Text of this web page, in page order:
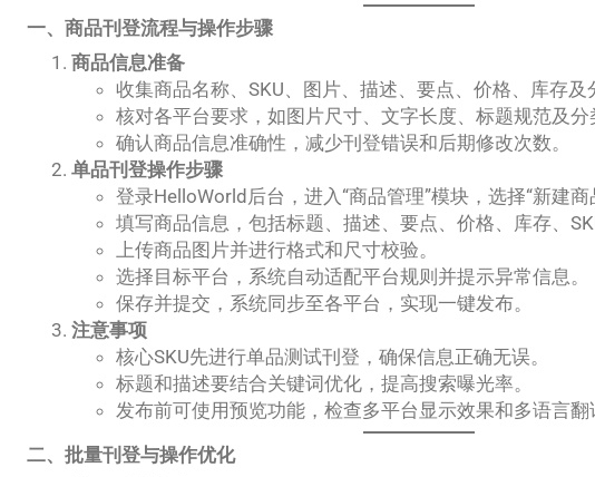
一、商品刊登流程与操作步骤
商品信息准备
收集商品名称、SKU、图片、描述、要点、价格、库存及
核对各平台要求，如图片尺寸、文字长度、标题规范及分
确认商品信息准确性，减少刊登错误和后期修改次数。
单品刊登操作步骤
登录HelloWorld后台，进入“商品管理”模块，选择“新建商
填写商品信息，包括标题、描述、要点、价格、库存、
上传商品图片并进行格式和尺寸校验。
选择目标平台，系统自动适配平台规则并提示异常信息。
保存并提交，系统同步至各平台，实现一键发布。
注意事项
核心SKU先进行单品测试刊登，确保信息正确无误。
标题和描述要结合关键词优化，提高搜索曝光率。
发布前可使用预览功能，检查多平台显示效果和多语言翻
二、批量刊登与操作优化